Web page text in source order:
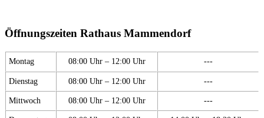
Öffnungszeiten Rathaus Mammendorf
Montag 08:00 Uhr – 12:00 Uhr ---
Dienstag 08:00 Uhr – 12:00 Uhr ---
Mittwoch 08:00 Uhr – 12:00 Uhr ---